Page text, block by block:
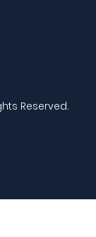
Reserved.